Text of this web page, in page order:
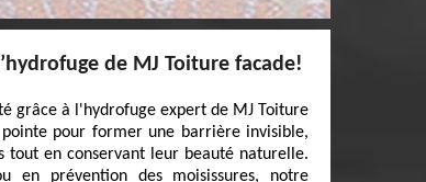
de MJ Toiture facade!
grâce à l'hydrofuge expert de MJ Toiture
pour former une barrière invisible,
tout en conservant leur beauté naturelle.
en prévention des moisissures, notre